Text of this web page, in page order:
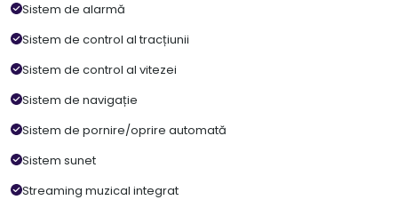
Sistem de alarmă
Sistem de control al tracțiunii
Sistem de control al vitezei
Sistem de navigație
Sistem de pornire/oprire automată
Sistem sunet
Streaming muzical integrat